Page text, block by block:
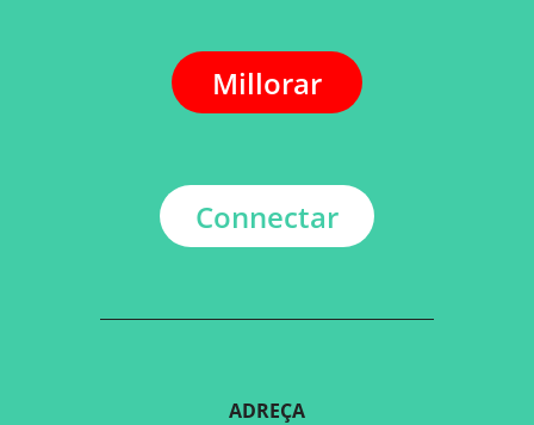
Millorar
Connectar
ADREÇA